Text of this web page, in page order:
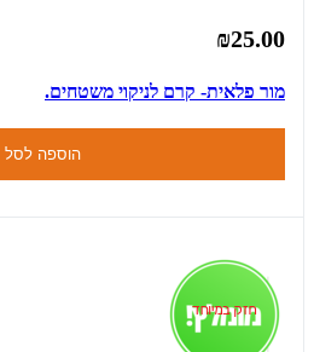
₪25.00
מור פלאית- קרם לניקוי משטחים.
הוספה לסל